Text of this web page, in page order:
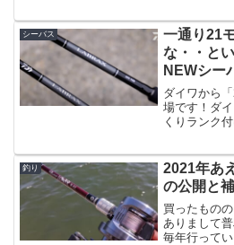
行った時の
が、その時
シーバス
一通り21
な・・と
NEWシー
「21
ックス
ダイワから
場です！ダ
くりランク
れ以外と、
然ながら左
釣り
2021年あ
の公開と
買ったもの
ありまして
毎年行って